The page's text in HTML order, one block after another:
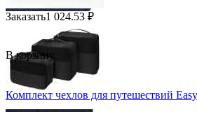
Заказать1 024.53 ₽
В корзину
Комплект чехлов для путешествий